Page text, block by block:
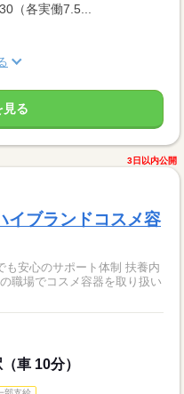
（各実働7.5...
見る
3日以内公開
イブランドコスメ容
安心のサポート体制 扶養内
車 10分）